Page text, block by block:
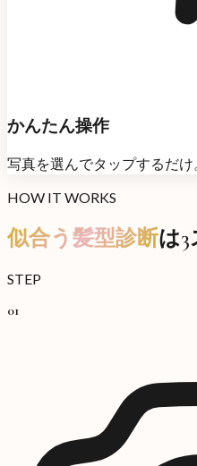
かんたん操作
写真を選んでタップするだけ
HOW IT WORKS
似合う髪型診断は
STEP
01